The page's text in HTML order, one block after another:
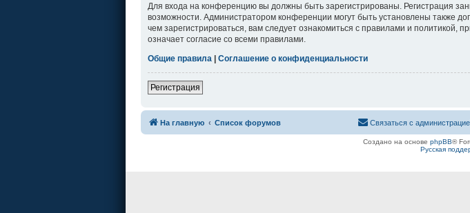
Для входа на конференцию вы должны быть зарегистрированы. Регистрация
возможности. Администратором конференции могут быть установлены также
чем зарегистрироваться, вам следует ознакомиться с правилами и
означает согласие со всеми правилами.
Общие правила | Соглашение о конфиденциальности
Регистрация
На главную Список форумов Связаться с
Создано на основе phpBB®
Русская